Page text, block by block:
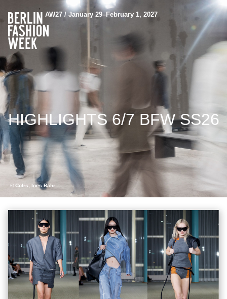
AW27 / January 29–February 1, 2027
HIGHLIGHTS 6/7 BFW SS26
© Colrs, Ines Bahr